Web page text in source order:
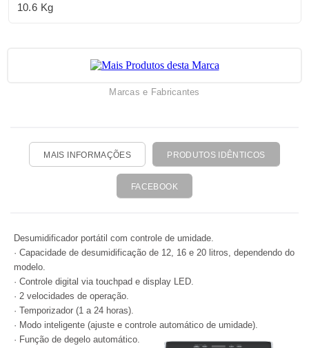
10.6 Kg
Marcas e Fabricantes
MAIS INFORMAÇÕES PRODUTOS IDÊNTICOS
FACEBOOK
Desumidificador portátil com controle de umidade.
· Capacidade de desumidificação de 12, 16 e 20 litros, dependendo do
modelo.
· Controle digital via touchpad e display LED.
· 2 velocidades de operação.
· Temporizador (1 a 24 horas).
· Modo inteligente (ajuste e controle automático de umidade).
· Função de degelo automático.